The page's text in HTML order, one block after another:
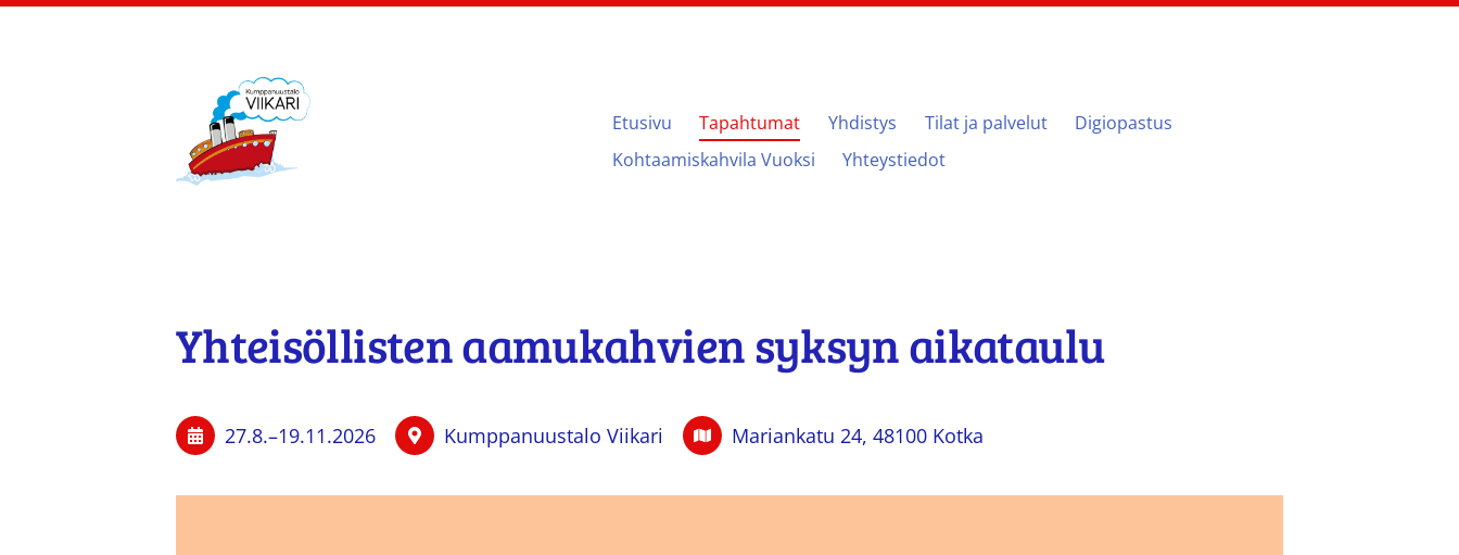
Kumppanuustalo Viikari
Etusivu Tapahtumat Yhdistys Tilat ja palvelut
Digiopastus
Kohtaamiskahvila Vuoksi
Yhteystiedot
Yhteisöllisten aamukahvien syksyn aikataulu
27.8.–19.11.2026 Kumppanuustalo Viikari Mariankatu 24, 48100 Kotka